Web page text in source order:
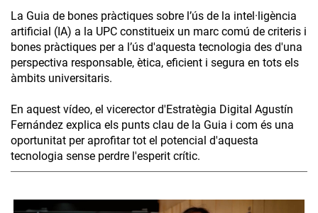
La Guia de bones pràctiques sobre l’ús de la intel·ligència
artificial (IA) a la UPC constitueix un marc comú de criteris i
bones pràctiques per a l’ús d'aquesta tecnologia des d'una
perspectiva responsable, ètica, eficient i segura en tots els
àmbits universitaris.
En aquest vídeo, el vicerector d'Estratègia Digital Agustín
Fernández explica els punts clau de la Guia i com és una
oportunitat per aprofitar tot el potencial d'aquesta
tecnologia sense perdre l'esperit crític.